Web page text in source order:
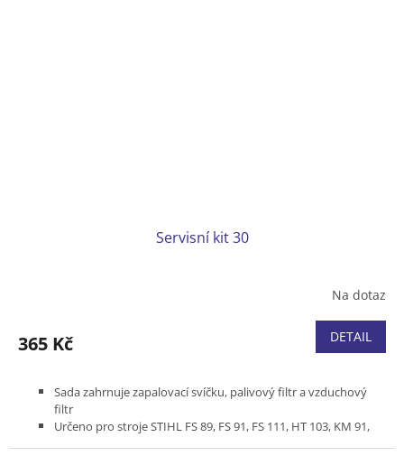
Servisní kit 30
Na dotaz
365 Kč DETAIL
Sada zahrnuje zapalovací svíčku, palivový filtr a vzduchový
filtr
Určeno pro stroje STIHL FS 89, FS 91, FS 111, HT 103, KM 91,